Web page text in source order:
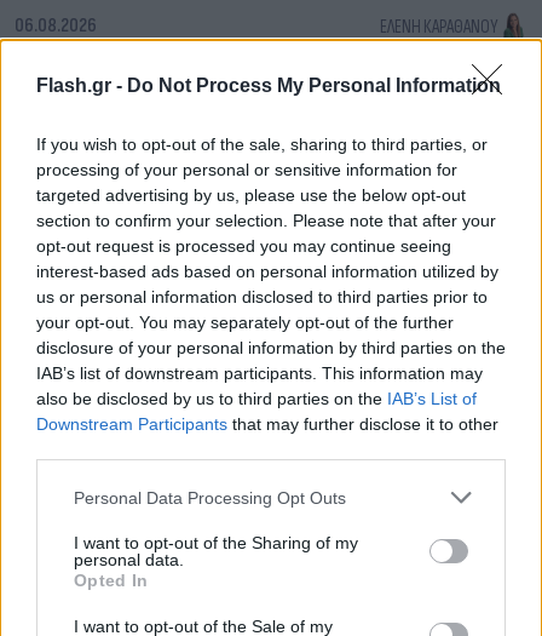
Flash.gr - Do Not Process My Personal Information
If you wish to opt-out of the sale, sharing to third parties, or
processing of your personal or sensitive information for
targeted advertising by us, please use the below opt-out
section to confirm your selection. Please note that after your
opt-out request is processed you may continue seeing
interest-based ads based on personal information utilized by
us or personal information disclosed to third parties prior to
your opt-out. You may separately opt-out of the further
disclosure of your personal information by third parties on the
IAB’s list of downstream participants. This information may
also be disclosed by us to third parties on the IAB’s List of
Downstream Participants that may further disclose it to other
Please note that this website/app uses one or more Google
not limited to your visit or usage behaviour. You may click to
grant or deny consent to Google and its third-party tags to
use your data for below specified purposes in below Google
consent section.
Personal Data Processing Opt Outs
I want to opt-out of the Sharing of my
personal data.
Opted In
I want to opt-out of the Sale of my
06.08.2026 ΕΛΈΝΗ ΚΑΡΑΘΆΝΟΥ